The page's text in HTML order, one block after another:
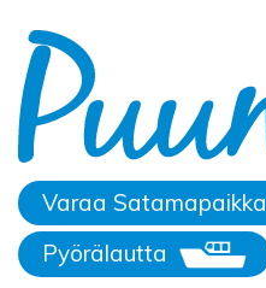
Varaa Satamapaikka
Pyörälautta